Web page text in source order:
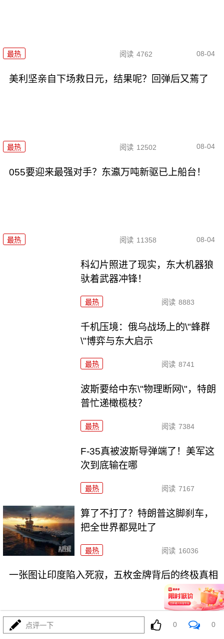
最热 阅读 4762 08-04
美利坚亲自下场救日元，结果呢？回弹后又蔫了
最热 阅读 12502 08-04
055要迎来最强对手？东瀛万吨新驱已上船台！
最热 阅读 11358 08-04
科幻片照进了现实，东大机器狼
驮着武器冲锋！
最热 阅读 8883
千机压境：俄乌战场上的\"蜂群
\"博弈与东大启示
最热 阅读 8741
波斯要给中东\"物理断网\"，特朗
普忙递橄榄枝？
最热 阅读 7384
F-35真被波斯导弹端了！美军这
次到底输在哪
最热 阅读 7167
算了不打了？特朗普这脚刹车，
把全世界都晃吐了
最热 阅读 16036
一张图让印度陷入死寂，五枚金牌背后的终极真相
点评一下 0 0